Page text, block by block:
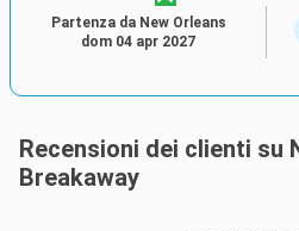
Partenza da New Orleans
dom 04 apr 2027
Recensioni dei clienti su
Breakaway